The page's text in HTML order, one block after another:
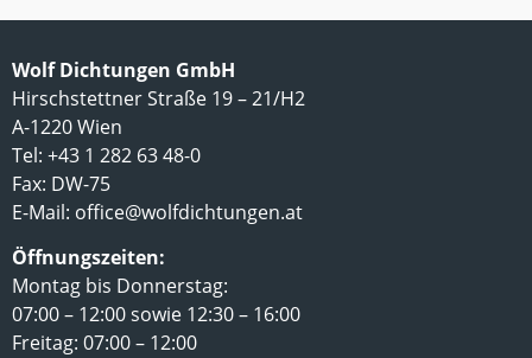
Wolf Dichtungen GmbH
Hirschstettner Straße 19 – 21/H2
A-1220 Wien
Tel: +43 1 282 63 48-0
Fax: DW-75
E-Mail: office@wolfdichtungen.at
Öffnungszeiten:
Montag bis Donnerstag:
07:00 – 12:00 sowie 12:30 – 16:00
Freitag: 07:00 – 12:00